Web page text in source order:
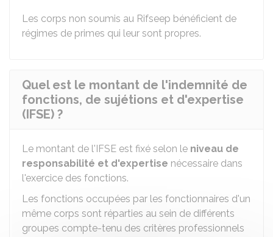
Les corps non soumis au Rifseep bénéficient de
régimes de primes qui leur sont propres.
Quel est le montant de l'indemnité de
fonctions, de sujétions et d'expertise
(IFSE) ?
Le montant de l'IFSE est fixé selon le niveau de
responsabilité et d'expertise nécessaire dans
l'exercice des fonctions.
Les fonctions occupées par les fonctionnaires d'un
même corps sont réparties au sein de différents
groupes compte-tenu des critères professionnels